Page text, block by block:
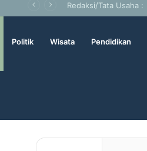
Redaksi/Tata Usaha :
Politik Wisata Pendidikan